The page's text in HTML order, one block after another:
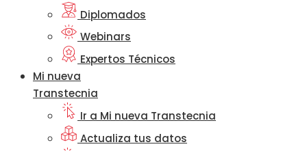
Diplomados
Webinars
Expertos Técnicos
Mi nueva
Transtecnia
Ir a Mi nueva Transtecnia
Actualiza tus datos